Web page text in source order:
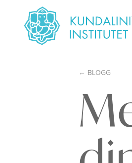
BLOGG